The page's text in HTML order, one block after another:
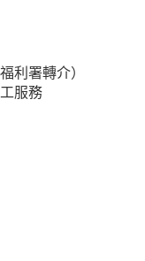
利署轉介）
服務